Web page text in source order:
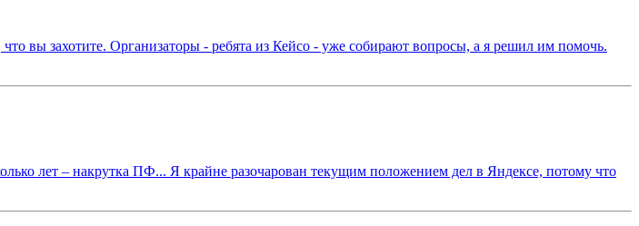
вы захотите. Организаторы - ребята из Кейсо - уже собирают вопросы, а я решил им помочь.
лет – накрутка ПФ... Я крайне разочарован текущим положением дел в Яндексе, потому что